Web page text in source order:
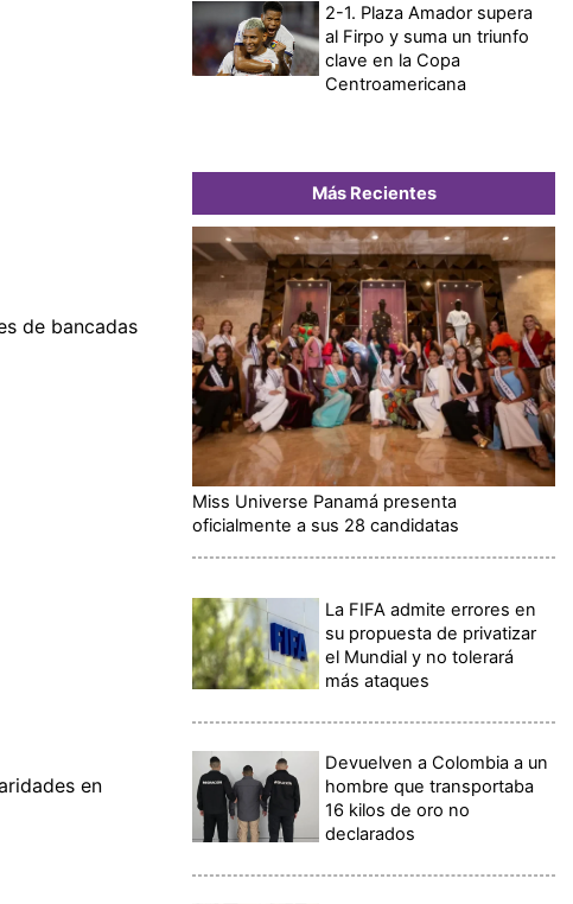
de bancadas
en
2-1. Plaza Amador supera
al Firpo y suma un triunfo
clave en la Copa
Centroamericana
Más Recientes
Miss Universe Panamá presenta
oficialmente a sus 28 candidatas
La FIFA admite errores en
su propuesta de privatizar
el Mundial y no tolerará
más ataques
Devuelven a Colombia a un
hombre que transportaba
16 kilos de oro no
declarados